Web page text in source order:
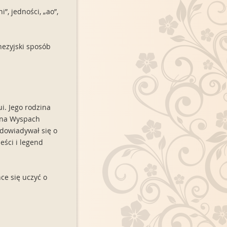
jedności, „ao”,
sposób
Jego rodzina
Wyspach
się o
i legend
się uczyć o